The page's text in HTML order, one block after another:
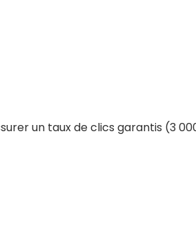
un taux de clics garantis (3